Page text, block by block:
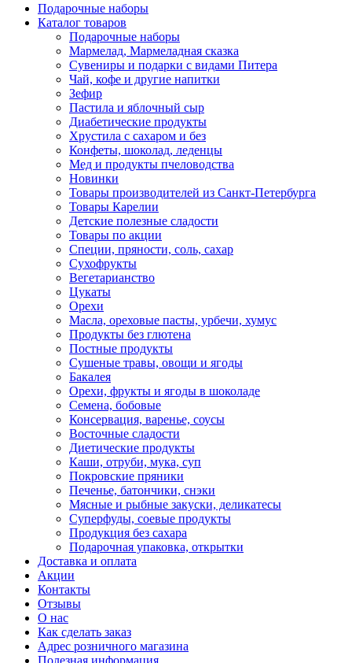
Подарочные наборы
Каталог товаров
Подарочные наборы
Мармелад, Мармеладная сказка
Сувениры и подарки с видами Питера
Чай, кофе и другие напитки
Зефир
Пастила и яблочный сыр
Диабетические продукты
Хрустила с сахаром и без
Конфеты, шоколад, леденцы
Мед и продукты пчеловодства
Новинки
Товары производителей из Санкт-Петербурга
Товары Карелии
Детские полезные сладости
Товары по акции
Специи, пряности, соль, сахар
Сухофрукты
Вегетарианство
Цукаты
Орехи
Масла, ореховые пасты, урбечи, хумус
Продукты без глютена
Постные продукты
Сушеные травы, овощи и ягоды
Бакалея
Орехи, фрукты и ягоды в шоколаде
Семена, бобовые
Консервация, варенье, соусы
Восточные сладости
Диетические продукты
Каши, отруби, мука, суп
Покровские пряники
Печенье, батончики, снэки
Мясные и рыбные закуски, деликатесы
Суперфуды, соевые продукты
Продукция без сахара
Подарочная упаковка, открытки
Доставка и оплата
Акции
Контакты
Отзывы
О нас
Как сделать заказ
Адрес розничного магазина
Полезная информация